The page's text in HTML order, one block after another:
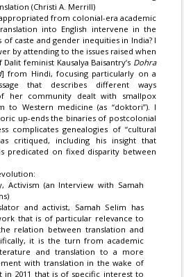
(Christi A. Merrill)
from colonial-era academic
into English intervene in the
caste and gender inequities in India? I
by attending to the issues raised when
feminist Kausalya Baisantry’s Dohra
] from Hindi, focusing particularly on a
that describes different ways
her community dealt with smallpox
to Western medicine (as “doktori”). I
up-ends the binaries of postcolonial
complicates genealogies of “cultural
critiqued, including his insight that
predicated on fixed disparity between
Activism (an Interview with Samah
and activist, Samah Selim has
that is of particular relevance to
relation between translation and
it is the turn from academic
and translation to a more
with translation in the wake of
in 2011 that is of specific interest to